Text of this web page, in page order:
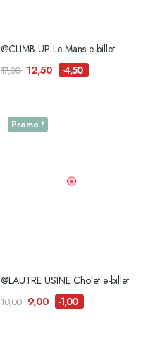
@CLIMB UP Le Mans e-billet
17,00 12,50 -4,50
Promo !
@LAUTRE USINE Cholet e-billet
10,00 9,00 -1,00